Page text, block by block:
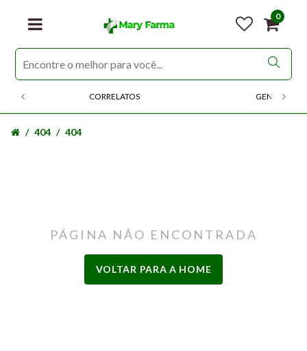
0
CORRELATOS GENERICOS
404 404
PÁGINA NÃO ENCONTRADA
VOLTAR PARA A HOME